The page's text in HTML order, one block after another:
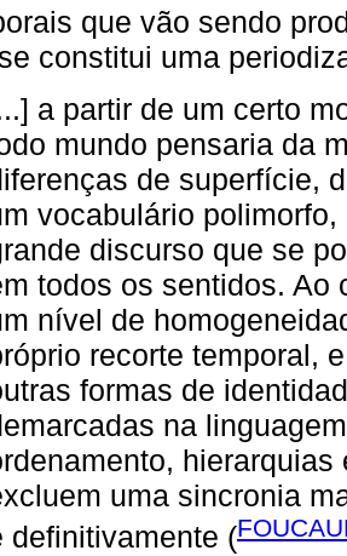
que vão sendo
constitui uma
a partir de um certo
mundo pensaria da
de superfície,
vocabulário
discurso que se
todos os sentidos. Ao
nível de
recorte temporal,
formas de
na
uma sincronia
definitivamente (